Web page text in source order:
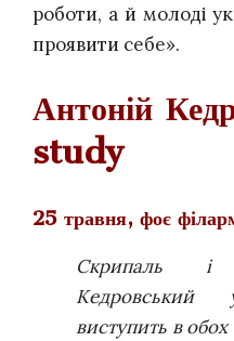
роботи, а й молоді
проявити себе».
Антоній
study
25 травня, фоє
Скрипаль і
Кедровський
виступить в обох